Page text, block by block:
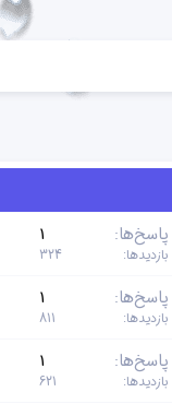
پاسخ‌ها 1
بازدیدها 324
پاسخ‌ها 1
بازدیدها 811
پاسخ‌ها 1
بازدیدها 621